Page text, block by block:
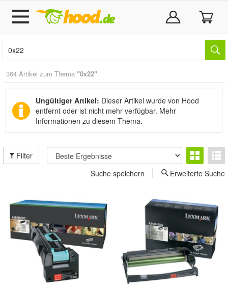
364 Artikel zum Thema "0x22"
Ungültiger Artikel: Dieser Artikel wurde von Hood
entfernt oder ist nicht mehr verfügbar. Mehr
Informationen zu diesem Thema.
Filter
Suche speichern
Erweiterte Suche